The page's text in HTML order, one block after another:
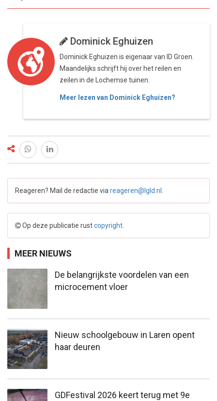
Dominick Eghuizen
Dominick Eghuizen is eigenaar van ID Groen.
Maandelijks schrijft hij over het reilen en
zeilen in de Lochemse tuinen.
Meer lezen van Dominick Eghuizen?
Reageren? Mail de redactie via reageren@lgld.nl
Op deze publicatie rustcopyright
MEER NIEUWS
De belangrijkste voordelen van een
microcement vloer
Nieuw schoolgebouw in Laren opent
haar deuren
GDFestival 2026 keert terug met 9e